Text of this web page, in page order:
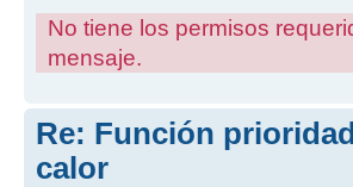
No tiene los permisos
mensaje.
Re: Función
calor